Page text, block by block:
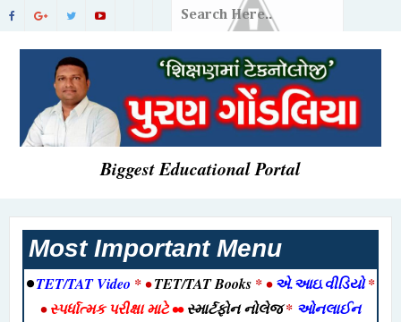
Biggest Educational Portal
Most Important Menu
•TET/TAT Video * •TET/TAT Books * •એ.આઇ.વીડિયો*
•સ્પર્ધાત્મક પરીક્ષા માટે••સ્માર્ટફોન નોલેજ* ઓનલાઈન